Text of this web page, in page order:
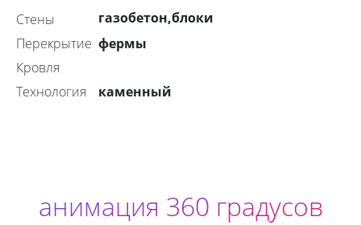
стены
газобетон,блоки
перекрытие фермы
Кровля
технология
каменный
анимация 360 градусов